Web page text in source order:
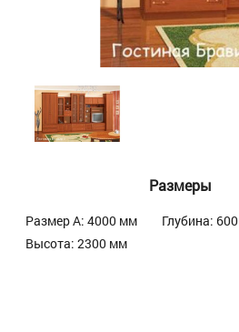
Размеры
Размер А: 4000 мм
Глубина:
Высота: 2300 мм